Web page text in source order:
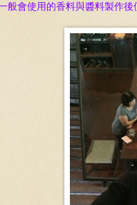
般會使用的香料與醬料製作